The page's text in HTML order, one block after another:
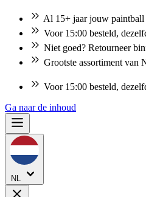
Al 15+ jaar jouw paintball
Voor 15:00 besteld,
Niet goed? Retourneer
Grootste assortiment van
Voor 15:00 besteld,
Ga naar de inhoud
NL